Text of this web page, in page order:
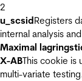
2
u_scsidRegisters
internal analysis
Maximal
X-ABThis cookie is
multi-variate